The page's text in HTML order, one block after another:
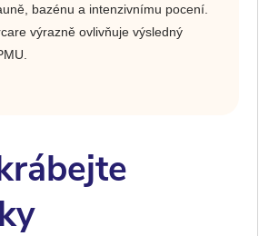
bazénu a intenzivnímu pocení.
výrazně ovlivňuje výsledný